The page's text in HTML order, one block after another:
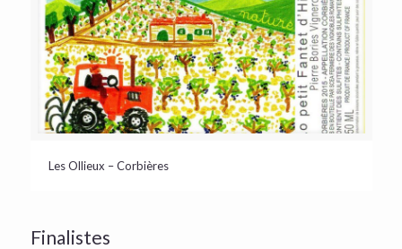
Les Ollieux – Corbières
Finalistes